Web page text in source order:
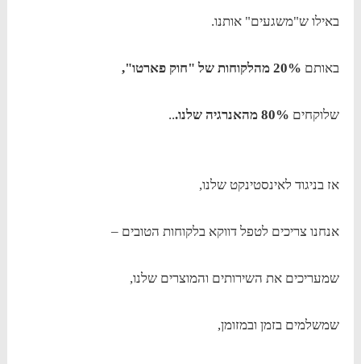
באילו ש"משגעים" אותנו.
באותם 20% מהלקוחות של "חוק פארטו",
שלוקחים 80% מהאנרגיה שלנו. ..
אז בניגוד לאינסטינקט שלנו,
אנחנו צריכים לטפל דווקא בלקוחות הטובים –
שמעריכים את השירותים והמוצרים שלנו,
שמשלמים בזמן ובמזומן,